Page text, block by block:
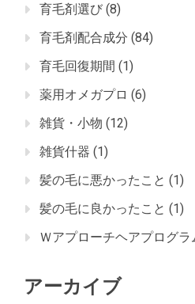
育毛剤選び (8)
育毛剤配合成分 (84)
育毛回復期間 (1)
薬用オメガプロ (6)
雑貨・小物 (12)
雑貨什器 (1)
髪の毛に悪かったこと (1)
髪の毛に良かったこと (1)
Ｗアプローチヘアプログラ
アーカイブ